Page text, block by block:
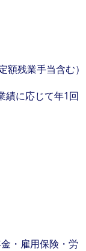
残業手当含む）
績に応じて年1回
・雇用保険・労